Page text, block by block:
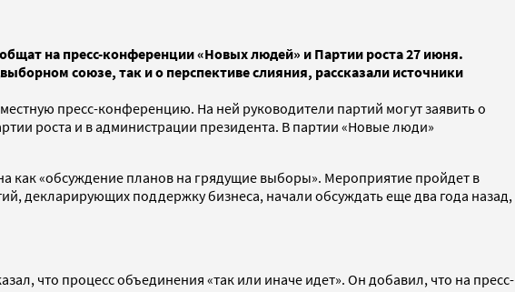
на пресс-конференции «Новых людей» и Партии роста 27 июня.
союзе, так и о перспективе слияния, рассказали источники
пресс-конференцию. На ней руководители партий могут заявить о
роста и в администрации президента. В партии «Новые люди»
как «обсуждение планов на грядущие выборы». Мероприятие пройдет в
декларирующих поддержку бизнеса, начали обсуждать еще два года назад,
что процесс объединения «так или иначе идет». Он добавил, что на пресс-